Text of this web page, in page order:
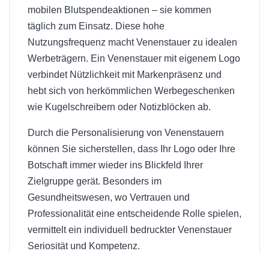
mobilen Blutspendeaktionen – sie kommen
täglich zum Einsatz. Diese hohe
Nutzungsfrequenz macht Venenstauer zu idealen
Werbeträgern. Ein Venenstauer mit eigenem Logo
verbindet Nützlichkeit mit Markenpräsenz und
hebt sich von herkömmlichen Werbegeschenken
wie Kugelschreibern oder Notizblöcken ab.
Durch die Personalisierung von Venenstauern
können Sie sicherstellen, dass Ihr Logo oder Ihre
Botschaft immer wieder ins Blickfeld Ihrer
Zielgruppe gerät. Besonders im
Gesundheitswesen, wo Vertrauen und
Professionalität eine entscheidende Rolle spielen,
vermittelt ein individuell bedruckter Venenstauer
Seriosität und Kompetenz.